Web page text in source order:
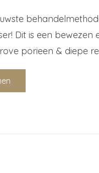
Dit is een
porieen & diepe